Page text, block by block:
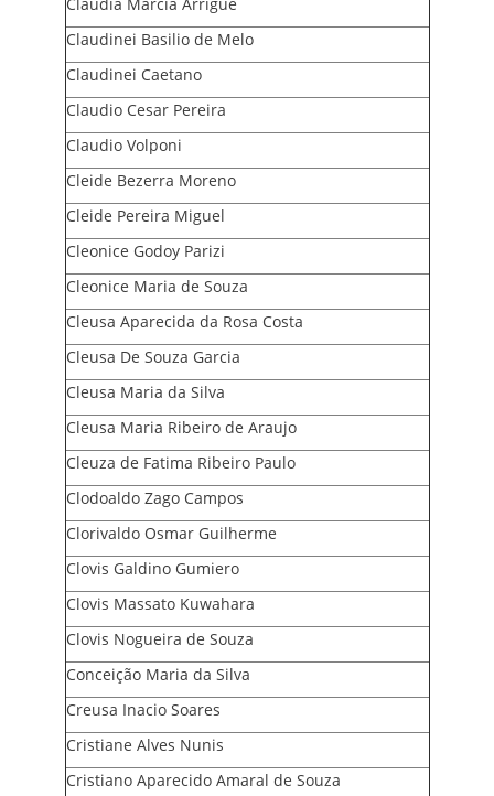
Claudinei Basilio de Melo
Claudinei Caetano
Claudio Cesar Pereira
Claudio Volponi
Cleide Bezerra Moreno
Cleide Pereira Miguel
Cleonice Godoy Parizi
Cleonice Maria de Souza
Cleusa Aparecida da Rosa Costa
Cleusa De Souza Garcia
Cleusa Maria da Silva
Cleusa Maria Ribeiro de Araujo
Cleuza de Fatima Ribeiro Paulo
Clodoaldo Zago Campos
Clorivaldo Osmar Guilherme
Clovis Galdino Gumiero
Clovis Massato Kuwahara
Clovis Nogueira de Souza
Conceição Maria da Silva
Creusa Inacio Soares
Cristiane Alves Nunis
Cristiano Aparecido Amaral de Souza